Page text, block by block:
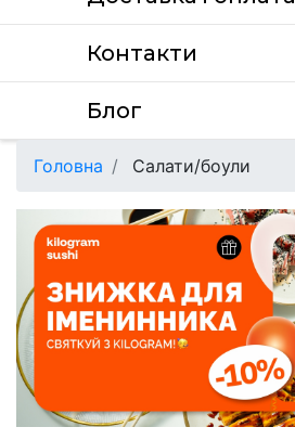
Контакти
Блог
Головна Салати/боули